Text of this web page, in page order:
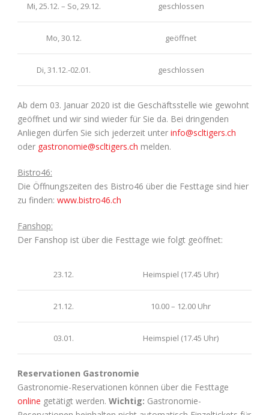
Mi, 25.12. – So, 29.12. geschlossen
Mo, 30.12. geöffnet
Di, 31.12.-02.01. geschlossen
Ab dem 03. Januar 2020 ist die Geschäftsstelle wie gewohnt
geöffnet und wir sind wieder für Sie da. Bei dringenden
Anliegen dürfen Sie sich jederzeit unter info@scltigers.ch
oder gastronomie@scltigers.ch melden.
Bistro46:
Die Öffnungszeiten des Bistro46 über die Festtage sind hier
zu finden: www.bistro46.ch
Fanshop:
Der Fanshop ist über die Festtage wie folgt geöffnet:
23.12. Heimspiel (17.45 Uhr)
21.12. 10.00 – 12.00 Uhr
03.01. Heimspiel (17.45 Uhr)
Reservationen Gastronomie
Gastronomie-Reservationen können über die Festtage
online getätigt werden. Wichtig: Gastronomie-